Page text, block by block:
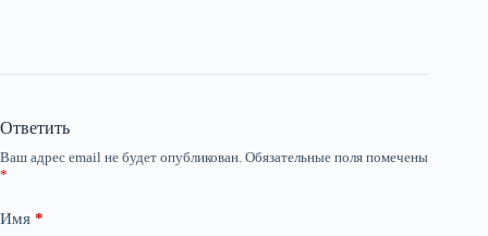
Ответить
Ваш адрес email не будет опубликован. Обязательные поля помечены
*
Имя *